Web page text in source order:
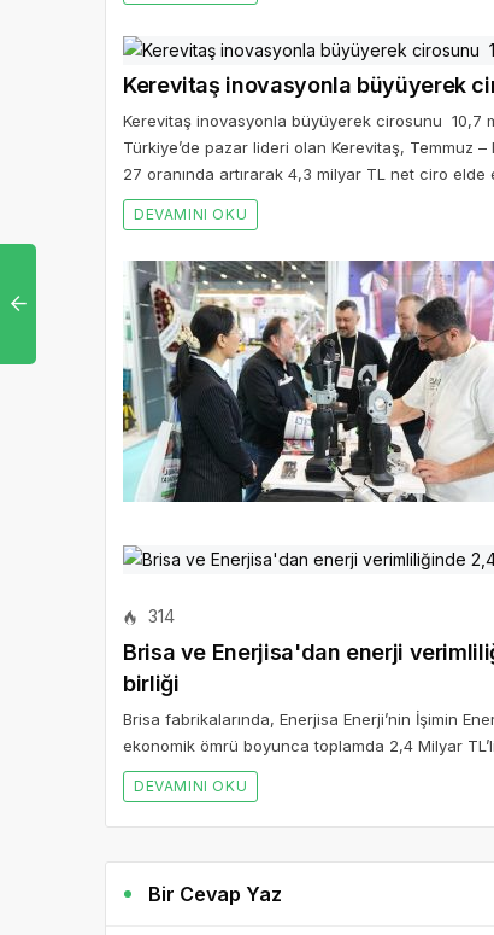
Kerevitaş inovasyonla büyüyerek cirosunu 10,7
Türkiye’de pazar lideri olan Kerevitaş, Temmuz –
27 oranında artırarak 4,3 milyar TL net ciro elde
DEVAMINI OKU
314
Brisa ve Enerjisa'dan enerji
birliği
Brisa fabrikalarında, Enerjisa Enerji’nin İşimin
ekonomik ömrü boyunca toplamda 2,4 Milyar
DEVAMINI OKU
Bir Cevap Yaz